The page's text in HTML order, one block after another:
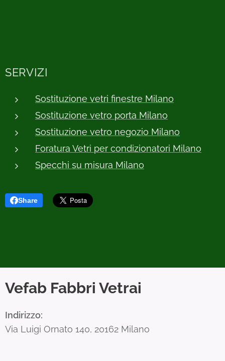
SERVIZI
Sostituzione vetri finestre Milano
Sostituzione vetro porta Milano
Sostituzione vetro negozio Milano
Foratura Vetri per condizionatori Milano
Specchi su misura Milano
Share
Vefab Fabbri Vetrai
Indirizzo:
Via Luigi Ornato 140, 20162 Milano